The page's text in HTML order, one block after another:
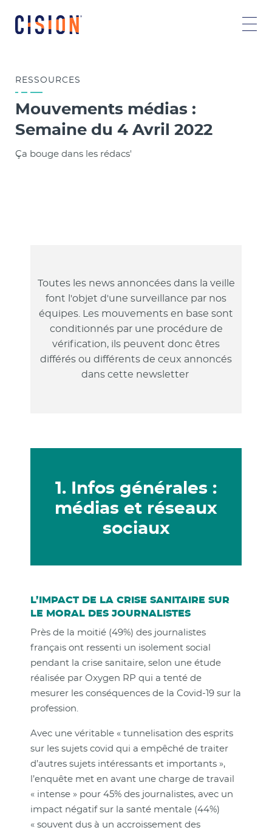
RESSOURCES
Mouvements médias :
Semaine du 4 Avril 2022
Ça bouge dans les rédacs'
Toutes les news annoncées dans la veille
font l'objet d'une surveillance par nos
équipes. Les mouvements en base sont
conditionnés par une procédure de
vérification, ils peuvent donc êtres
différés ou différents de ceux annoncés
dans cette newsletter
1. Infos générales :
médias et réseaux
sociaux
L’IMPACT DE LA CRISE SANITAIRE SUR
LE MORAL DES JOURNALISTES
Près de la moitié (49%) des journalistes
français ont ressenti un isolement social
pendant la crise sanitaire, selon une étude
réalisée par Oxygen RP qui a tenté de
mesurer les conséquences de la Covid-19 sur la
profession.
Avec une véritable « tunnelisation des esprits
sur les sujets covid qui a empêché de traiter
d’autres sujets intéressants et importants »,
l’enquête met en avant une charge de travail
« intense » pour 45% des journalistes, avec un
impact négatif sur la santé mentale (44%)
« souvent dus à un accroissement des